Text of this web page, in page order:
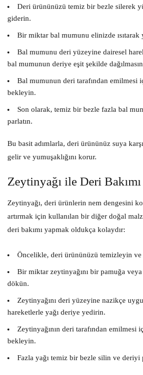
Deri ürününüzü temiz bir bezle silerek
giderin.
Bir miktar bal mumunu elinizde ısıtarak
Bal mumunu deri yüzeyine dairesel
bal mumunun deriye eşit şekilde
Bal mumunun deri tarafından emilmesi
bekleyin.
Son olarak, temiz bir bezle fazla bal
parlatın.
Bu basit adımlarla, deri ürününüz suya
gelir ve yumuşaklığını korur.
Zeytinyağı ile Deri Bakımı
Zeytinyağı, deri ürünlerin nem dengesini
artırmak için kullanılan bir diğer doğal
deri bakımı yapmak oldukça kolaydır:
Öncelikle, deri ürününüzü temizleyin ve
Bir miktar zeytinyağını bir pamuğa
dökün.
Zeytinyağını deri yüzeyine nazikçe
hareketlerle yağı deriye yedirin.
Zeytinyağının deri tarafından emilmesi
bekleyin.
Fazla yağı temiz bir bezle silin ve deriyi